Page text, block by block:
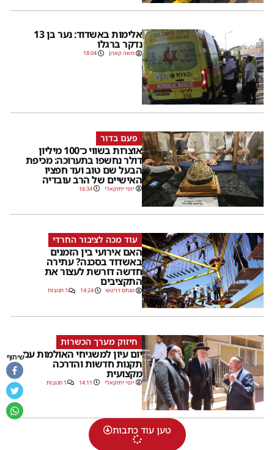
אלימות באשדוד: נער בן 13
נדקר ברגלו
משה קאהן 18:04
פעם בדור
אוצרות בשווי כ־100 מיליון
דולר נחשפו בתערוכה: מכיפת
הבעל שם טוב ועד חפציו
האישיים של הרב עובדיה
יוסי יחזקאלי 16:34
עוד מכה לציבור החרדי
האם אירועי בין הזמנים
באשדוד בסכנה? עתירה
חדשה דורשת לעצור את
התקציבים
מנחם דויטש 14:24 1 תגובות
חיזוק מערך הכשרות
יום עיון למשגיחי האולמות עם
תקנות חדשות והדרכה
מקצועית
יוסי יחזקאלי 14:11 1 תגובות
טען עוד כתבות
שיתוף